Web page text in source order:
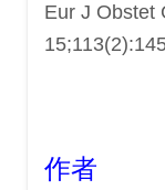
Eur J Obstet
作者